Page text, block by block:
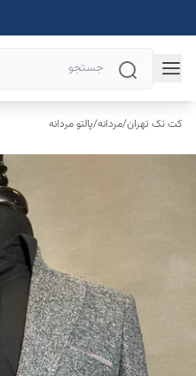
کت تک تهران/مردانه/پالتو مردانه